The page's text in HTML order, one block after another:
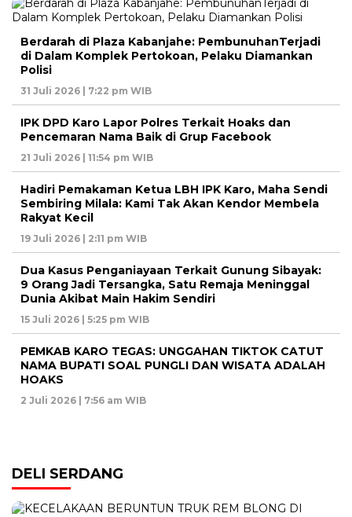
Berdarah di Plaza Kabanjahe: PembunuhanTerjadi
di Dalam Komplek Pertokoan, Pelaku Diamankan
Polisi
31 Juli 2026 | 7:22 pm WIB
IPK DPD Karo Lapor Polres Terkait Hoaks dan
Pencemaran Nama Baik di Grup Facebook
21 Juli 2026 | 11:54 pm WIB
Hadiri Pemakaman Ketua LBH IPK Karo, Maha Sendi
Sembiring Milala: Kami Tak Akan Kendor Membela
Rakyat Kecil
19 Juli 2026 | 2:11 pm WIB
Dua Kasus Penganiayaan Terkait Gunung Sibayak:
9 Orang Jadi Tersangka, Satu Remaja Meninggal
Dunia Akibat Main Hakim Sendiri
15 Juli 2026 | 5:25 pm WIB
PEMKAB KARO TEGAS: UNGGAHAN TIKTOK CATUT
NAMA BUPATI SOAL PUNGLI DAN WISATA ADALAH
HOAKS
2 Juli 2026 | 7:56 am WIB
DELI SERDANG